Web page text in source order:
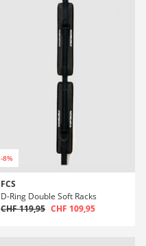
-8%
FCS
D-Ring Double Soft Racks
CHF 119,95 CHF 109,95